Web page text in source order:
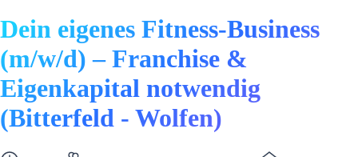
Dein eigenes Fitness-Business
(m/w/d) – Franchise &
Eigenkapital notwendig
(Bitterfeld - Wolfen)